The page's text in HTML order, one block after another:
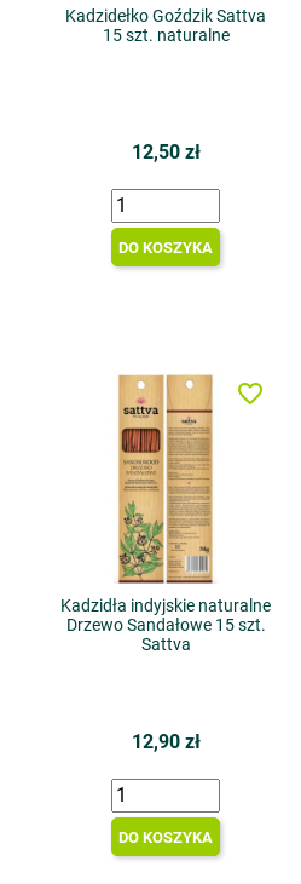
Kadzidełko Goździk Sattva
15 szt. naturalne
12,50 zł
DO KOSZYKA
Kadzidła indyjskie naturalne
Drzewo Sandałowe 15 szt.
Sattva
12,90 zł
DO KOSZYKA
favorite_border